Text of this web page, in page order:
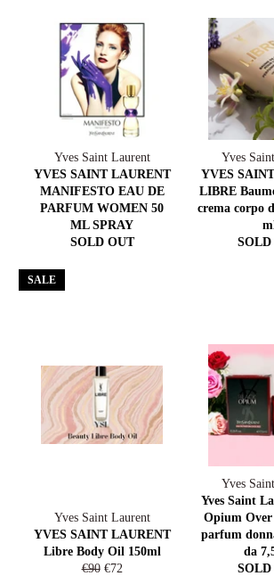
Yves Saint Laurent
YVES SAINT LAURENT
MANIFESTO EAU DE
PARFUM WOMEN 50
ML SPRAY
SOLD OUT
Yves
YVES
LIBRE
crema corpo
SOLD
Yves Saint Laurent
YVES SAINT LAURENT
Libre Body Oil 150ml
Regular
€90 Sale
€72
SALE
Yves
Yves Saint
Opium Over
parfum
da
SOLD